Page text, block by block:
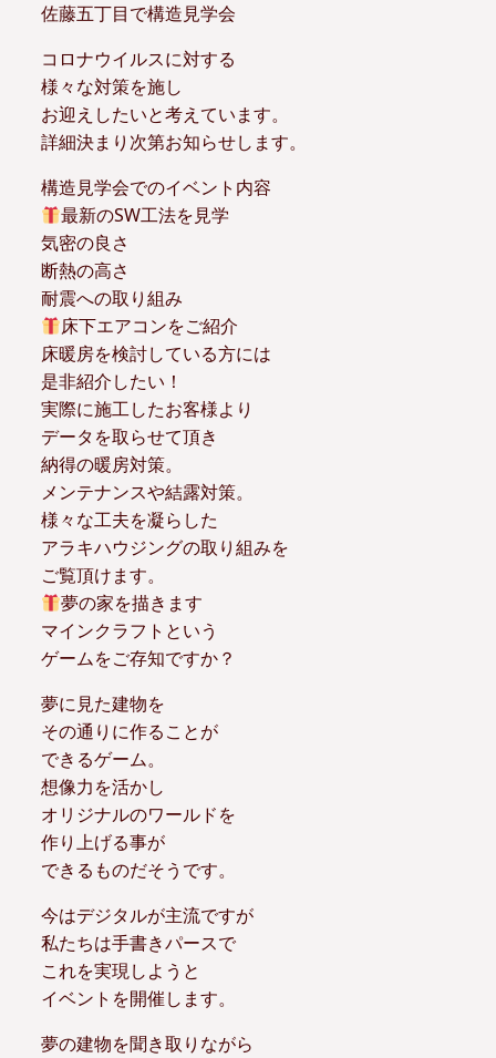
佐藤五丁目で構造見学会
コロナウイルスに対する
様々な対策を施し
お迎えしたいと考えています。
詳細決まり次第お知らせします。
構造見学会でのイベント内容
最新のSW工法を見学
気密の良さ
断熱の高さ
耐震への取り組み
床下エアコンをご紹介
床暖房を検討している方には
是非紹介したい！
実際に施工したお客様より
データを取らせて頂き
納得の暖房対策。
メンテナンスや結露対策。
様々な工夫を凝らした
アラキハウジングの取り組みを
ご覧頂けます。
夢の家を描きます
マインクラフトという
ゲームをご存知ですか？
夢に見た建物を
その通りに作ることが
できるゲーム。
想像力を活かし
オリジナルのワールドを
作り上げる事が
できるものだそうです。
今はデジタルが主流ですが
私たちは手書きパースで
これを実現しようと
イベントを開催します。
夢の建物を聞き取りながら